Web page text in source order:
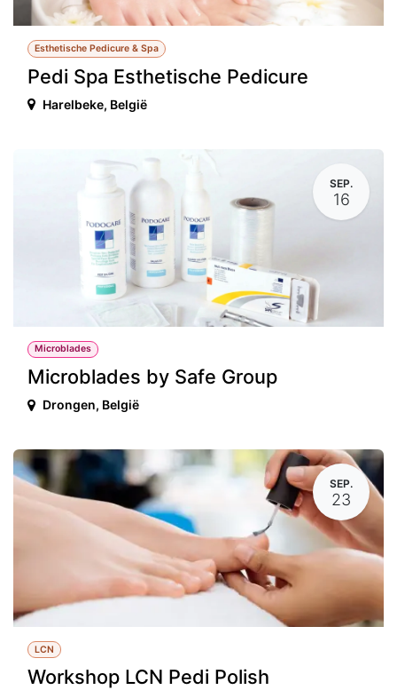
Esthetische Pedicure & Spa
Pedi Spa Esthetische Pedicure
Harelbeke, België
SEP.
16
Microblades
Microblades by Safe Group
Drongen, België
SEP.
23
LCN
Workshop LCN Pedi Polish